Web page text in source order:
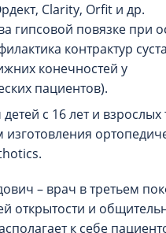
Clarity, Orfit и др.
гипсовой повязке при
контрактур
конечностей у
пациентов).
с 16 лет и взрослых
– врач в третьем
открытости и
к себе